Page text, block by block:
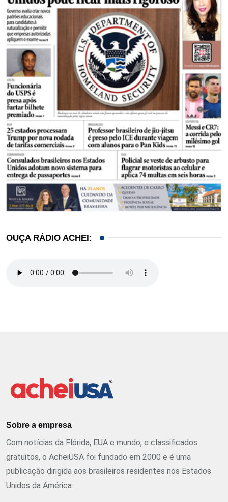
OUÇA RÁDIO ACHEI:
Sobre a empresa
Com notícias da Flórida, EUA e mundo, e classificados
gratuitos, o AcheiUSA foi fundado em 2000 e é uma
publicação dirigida aos brasileiros residentes nos Estados
Unidos da América